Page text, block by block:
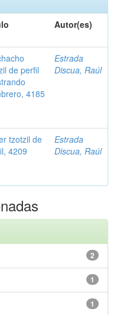
Autor(es)
de perfil
4185
Estrada
Discua, Raúl
tzotzil de
4209
Estrada
Discua, Raúl
2
1
1